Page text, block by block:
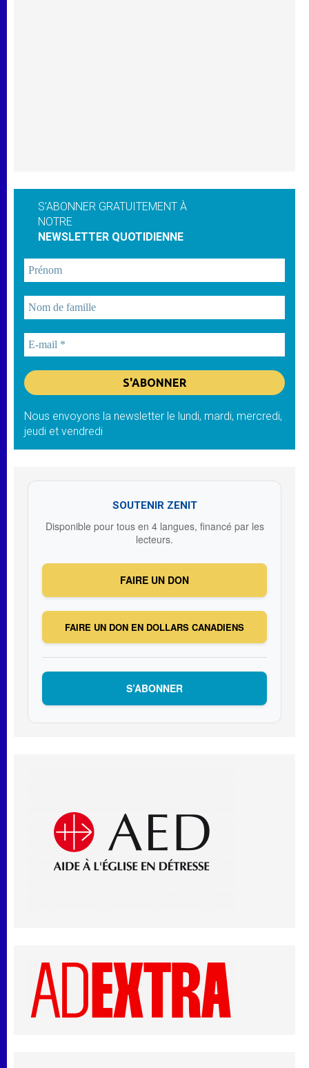
S'ABONNER GRATUITEMENT À
NOTRE
NEWSLETTER QUOTIDIENNE
Nous envoyons la newsletter le lundi, mardi, mercredi,
jeudi et vendredi
SOUTENIR ZENIT
Disponible pour tous en 4 langues, financé par les
lecteurs.
FAIRE UN DON
FAIRE UN DON EN DOLLARS CANADIENS
S’ABONNER